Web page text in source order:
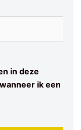
in deze
ik een